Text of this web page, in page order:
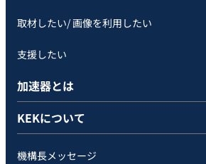
取材したい/ 画像を利用したい
支援したい
加速器とは
KEKについて
機構長メッセージ